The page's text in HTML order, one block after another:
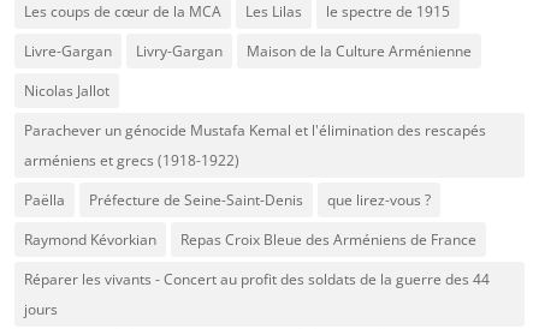
Les coups de cœur de la MCA
Les Lilas
le spectre de 1915
Livre-Gargan
Livry-Gargan
Maison de la Culture Arménienne
Nicolas Jallot
Parachever un génocide Mustafa Kemal et l'élimination des rescapés
arméniens et grecs (1918-1922)
Paëlla
Préfecture de Seine-Saint-Denis
que lirez-vous ?
Raymond Kévorkian
Repas Croix Bleue des Arméniens de France
Réparer les vivants - Concert au profit des soldats de la guerre des 44
jours